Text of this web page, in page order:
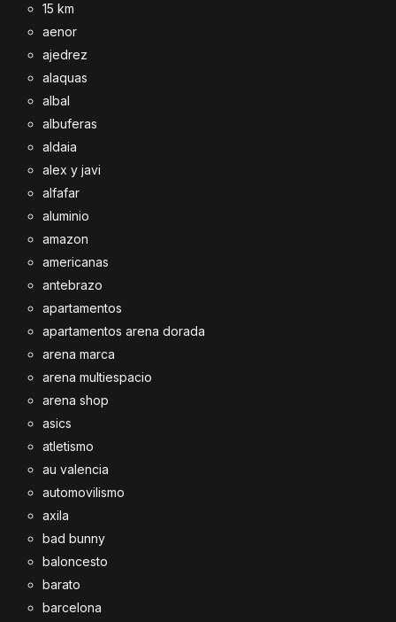
15 km
aenor
ajedrez
alaquas
albal
albuferas
aldaia
alex y javi
alfafar
aluminio
amazon
americanas
antebrazo
apartamentos
apartamentos arena dorada
arena marca
arena multiespacio
arena shop
asics
atletismo
au valencia
automovilismo
axila
bad bunny
baloncesto
barato
barcelona